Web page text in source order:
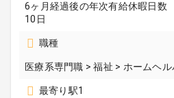
6ヶ月経過後の年次有給休暇日数
10日
職種
医療系専門職 > 福祉 > ホームヘ
最寄り駅1